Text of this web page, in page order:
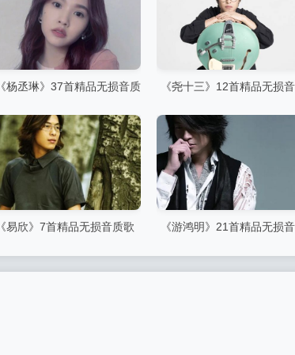
《杨丞琳》37首精品无损音质
《尧十三》12首精品无损
《易欣》7首精品无损音质歌
《游鸿明》21首精品无损